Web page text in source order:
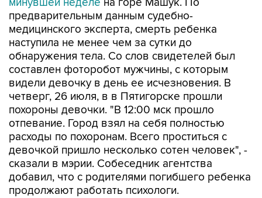
предварительным данным судебно-
медицинского эксперта, смерть ребенка
наступила не менее чем за сутки до
обнаружения тела. Со слов свидетелей был
составлен фоторобот мужчины, с которым
видели девочку в день ее исчезновения. В
четверг, 26 июля, в в Пятигорске прошли
похороны девочки. "В 12:00 мск прошло
отпевание. Город взял на себя полностью
расходы по похоронам. Всего проститься с
девочкой пришло несколько сотен человек", -
сказали в мэрии. Собеседник агентства
добавил, что с родителями погибшего ребенка
продолжают работать психологи.